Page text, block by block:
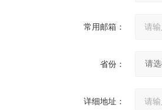
常用邮箱：
省份：
详细地址：